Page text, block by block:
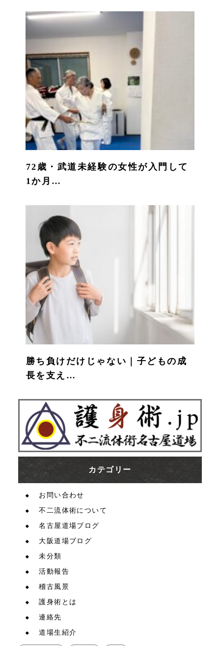
72歳・武道未経験の女性が入門して
1か月…
勝ち負けだけじゃない｜子どもの成
長を支え…
カテゴリー
お問い合わせ
不二流体術について
名古屋道場ブログ
大阪道場ブログ
未分類
活動報告
稽古風景
護身術とは
連絡先
道場生紹介